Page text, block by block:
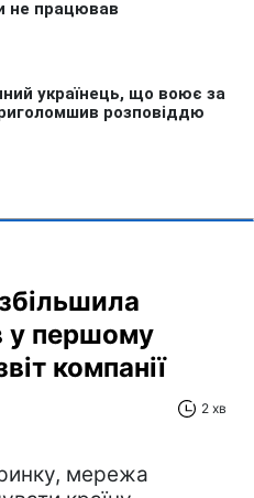
у першому
компанії
2 хв
мережа